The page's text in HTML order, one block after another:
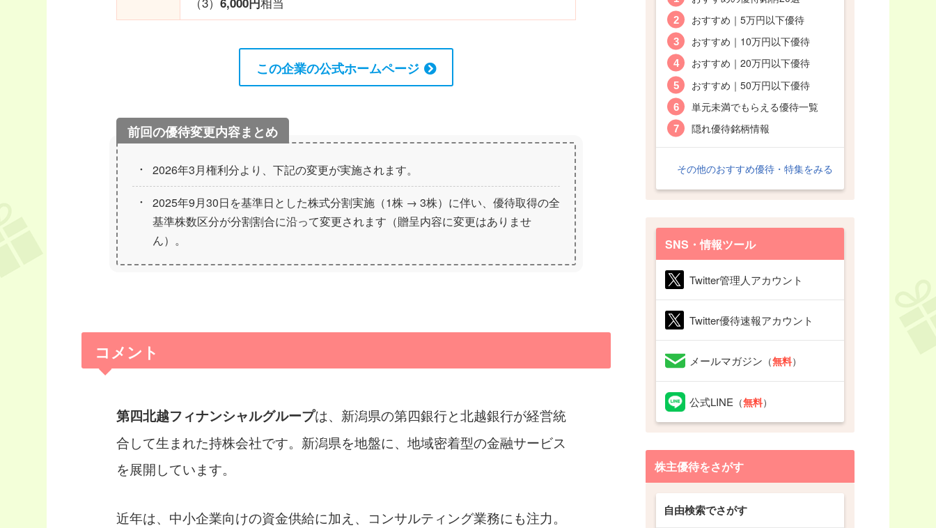
この企業の公式ホームページ
2026年3月権利分より、下記の変更が実施されます。
2025年9月30日を基準日とした株式分割実施（1株 → 3株）に伴い、優待取得の全
基準株数区分が分割割合に沿って変更されます（贈呈内容に変更はありませ
ん）。
コメント
第四北越フィナンシャルグループは、新潟県の第四銀行と北越銀行が経営統
合して生まれた持株会社です。新潟県を地盤に、地域密着型の金融サービス
を展開しています。
近年は、中小企業向けの資金供給に加え、コンサルティング業務にも注力。
おすすめ｜5万円以下優待
おすすめ｜10万円以下優待
おすすめ｜20万円以下優待
おすすめ｜50万円以下優待
単元未満でもらえる優待一覧
隠れ優待銘柄情報
その他のおすすめ優待・特集をみる
SNS・情報ツール
Twitter管理人アカウント
Twitter優待速報アカウント
メールマガジン （無料）
公式LINE （無料）
株主優待をさがす
自由検索でさがす